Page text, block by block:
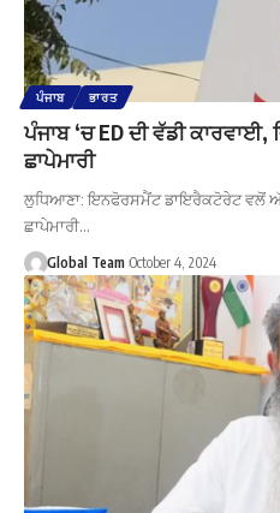
ਪੰਜਾਬ ਭਾਰਤ
ਪੰਜਾਬ ‘ਚ ED ਦੀ ਵੱਡੀ
ਛਾਪੇਮਾਰੀ
ਲੁਧਿਆਣਾ: ਇਨਫੋਰਸਮੈਂਟ ਡਾਇਰੈਕਟੋਰੇਟ ਵਲੋਂ
ਛਾਪੇਮਾਰੀ…
Global Team October 4, 2024